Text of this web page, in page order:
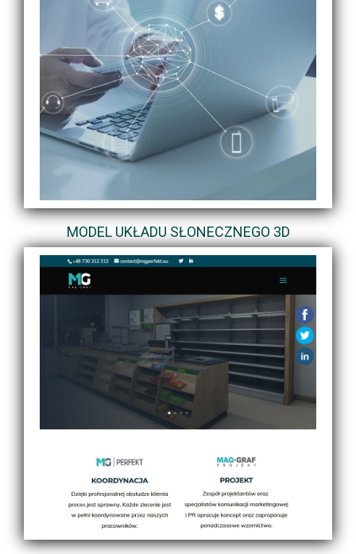
MODEL UKŁADU SŁONECZNEGO 3D